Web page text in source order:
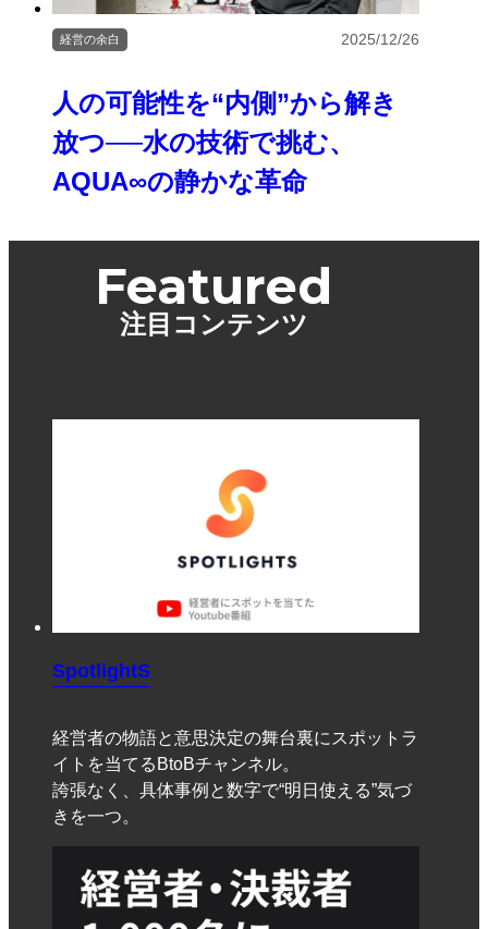
人の可能性を“内側”から解き
放つ──水の技術で挑む、
AQUA∞の静かな革命
経営の余白 2025/12/26
Featured
注目コンテンツ
SpotlightS
経営者の物語と意思決定の舞台裏にスポットラ
イトを当てるBtoBチャンネル。
誇張なく、具体事例と数字で“明日使える”気づ
きを一つ。